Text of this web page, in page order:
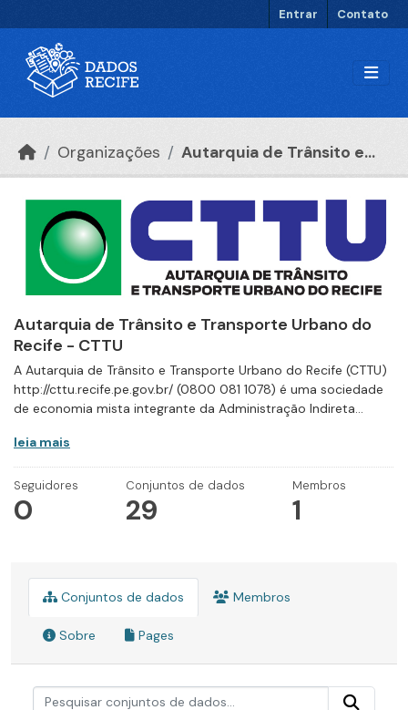
Entrar Contato
Organizações Autarquia de Trânsito e...
Autarquia de Trânsito e Transporte Urbano do
Recife - CTTU
A Autarquia de Trânsito e Transporte Urbano do Recife (CTTU)
http://cttu.recife.pe.gov.br/ (0800 081 1078) é uma sociedade
de economia mista integrante da Administração Indireta...
leia mais
Seguidores
0
Conjuntos de dados
29
Membros
1
Conjuntos de dados Membros
Sobre Pages